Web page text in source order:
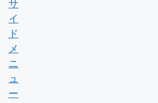
サ
イ
ド
メ
ニ
ュ
ー